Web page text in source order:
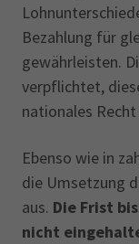
Bezahlung für
gewährleisten.
verpflichtet,
nationales
Ebenso wie in
die Umsetzung
aus. Die Frist
nicht